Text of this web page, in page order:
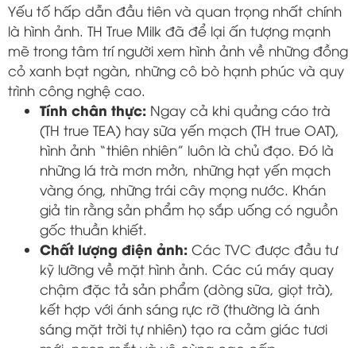
Yếu tố hấp dẫn đầu tiên và quan trọng nhất chính
là hình ảnh. TH True Milk đã để lại ấn tượng mạnh
mẽ trong tâm trí người xem hình ảnh về những đồng
cỏ xanh bạt ngàn, những cô bò hạnh phúc và quy
trình công nghệ cao.
Tính chân thực: Ngay cả khi quảng cáo trà
(TH true TEA) hay sữa yến mạch (TH true OAT),
hình ảnh “thiên nhiên” luôn là chủ đạo. Đó là
những lá trà mơn mởn, những hạt yến mạch
vàng óng, những trái cây mọng nước. Khán
giả tin rằng sản phẩm họ sắp uống có nguồn
gốc thuần khiết.
Chất lượng điện ảnh: Các TVC được đầu tư
kỹ lưỡng về mặt hình ảnh. Các cú máy quay
chậm đặc tả sản phẩm (dòng sữa, giọt trà),
kết hợp với ánh sáng rực rỡ (thường là ánh
sáng mặt trời tự nhiên) tạo ra cảm giác tươi